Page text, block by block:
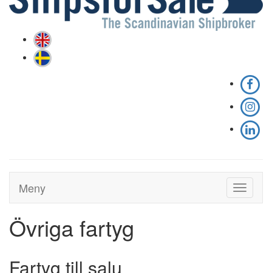
Toggle
Meny
Övriga fartyg
Fartyg till salu